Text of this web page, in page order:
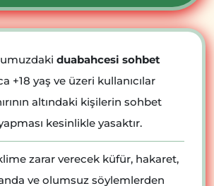
duabahcesi sohbet
+18 yaş ve üzeri kullanıcılar
altındaki kişilerin sohbet
kesinlikle yasaktır.
zarar verecek küfür, hakaret,
ve olumsuz söylemlerden